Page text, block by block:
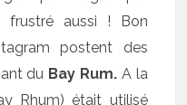
aussi ! Bon
postent des
du Bay Rum. A la
Rhum) était utilisé